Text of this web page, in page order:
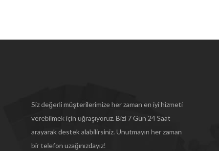
Siz değerli müşterilerimize her zaman en iyi hizmeti
verebilmek için uğraşıyoruz. Bizi 7 Gün 24 Saat
arayarak destek alabilirsiniz. Unutmayın her zaman
bir telefon uzağınızdayız!